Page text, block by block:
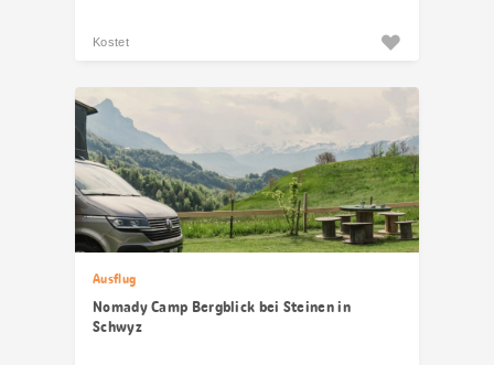
Kostet
Ausflug
Nomady Camp Bergblick bei Steinen in
Schwyz